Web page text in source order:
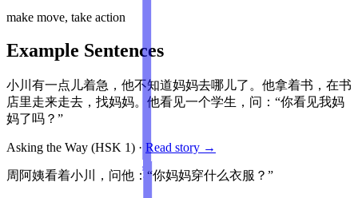
make move, take action
Example Sentences
小川有一点儿着急，他不知道妈妈去哪儿了。他拿着书，在书
店里走来走去，找妈妈。他看见一个学生，问：“你看见我妈
妈了吗？”
Asking the Way (HSK 1) · Read story →
周阿姨看着小川，问他：“你妈妈穿什么衣服？”